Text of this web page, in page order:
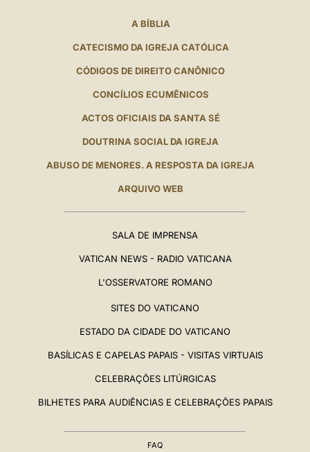
A BÍBLIA
CATECISMO DA IGREJA CATÓLICA
CÓDIGOS DE DIREITO CANÔNICO
CONCÍLIOS ECUMÊNICOS
ACTOS OFICIAIS DA SANTA SÉ
DOUTRINA SOCIAL DA IGREJA
ABUSO DE MENORES. A RESPOSTA DA IGREJA
ARQUIVO WEB
SALA DE IMPRENSA
VATICAN NEWS - RADIO VATICANA
L'OSSERVATORE ROMANO
SITES DO VATICANO
ESTADO DA CIDADE DO VATICANO
BASÍLICAS E CAPELAS PAPAIS - VISITAS VIRTUAIS
CELEBRAÇÕES LITÚRGICAS
BILHETES PARA AUDIÊNCIAS E CELEBRAÇÕES PAPAIS
FAQ